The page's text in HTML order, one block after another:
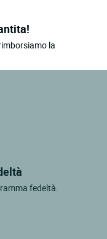
la
fedeltà.